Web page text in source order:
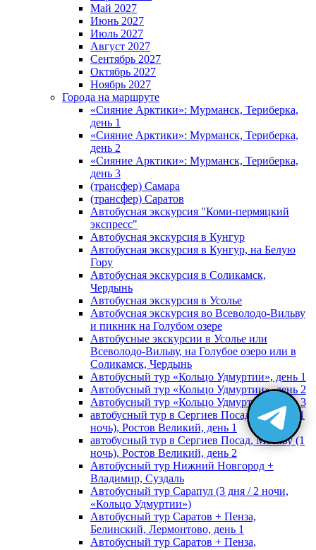
Май 2027
Июнь 2027
Июль 2027
Август 2027
Сентябрь 2027
Октябрь 2027
Ноябрь 2027
Города на маршруте
«Сияние Арктики»: Мурманск, Териберка,
день 1
«Сияние Арктики»: Мурманск, Териберка,
день 2
«Сияние Арктики»: Мурманск, Териберка,
день 3
(трансфер) Самара
(трансфер) Саратов
Автобусная экскурсия "Коми-пермяцкий
экспресс"
Автобусная экскурсия в Кунгур
Автобусная экскурсия в Кунгур, на Белую
Гору
Автобусная экскурсия в Соликамск,
Чердынь
Автобусная экскурсия в Усолье
Автобусная экскурсия во Всеволодо-Вильву
и пикник на Голубом озере
Автобусные экскурсии в Усолье или
Всеволодо-Вильву, на Голубое озеро или в
Соликамск, Чердынь
Автобусный тур «Кольцо Удмуртии», день 1
Автобусный тур «Кольцо Удмуртии», день 2
Автобусный тур «Кольцо Удмуртии», день 3
автобусный тур в Сергиев Посад, Москву (1
ночь), Ростов Великий, день 1
автобусный тур в Сергиев Посад, Москву (1
ночь), Ростов Великий, день 2
Автобусный тур Нижний Новгород +
Владимир, Суздаль
Автобусный тур Сарапул (3 дня / 2 ночи,
«Кольцо Удмуртии»)
Автобусный тур Саратов + Пенза,
Белинский, Лермонтово, день 1
Автобусный тур Саратов + Пенза,